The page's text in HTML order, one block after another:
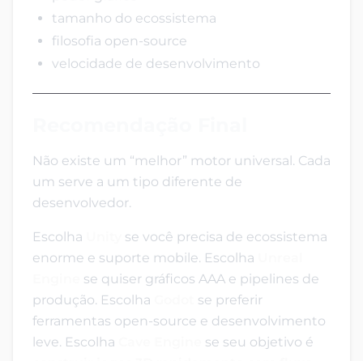
tamanho do ecossistema
filosofia open-source
velocidade de desenvolvimento
Não existe um “melhor” motor universal. Cada
um serve a um tipo diferente de
desenvolvedor.
Escolha
se você precisa de ecossistema
enorme e suporte mobile. Escolha
se quiser gráficos AAA e pipelines de
produção. Escolha
se preferir
ferramentas open-source e desenvolvimento
leve. Escolha
se seu objetivo é